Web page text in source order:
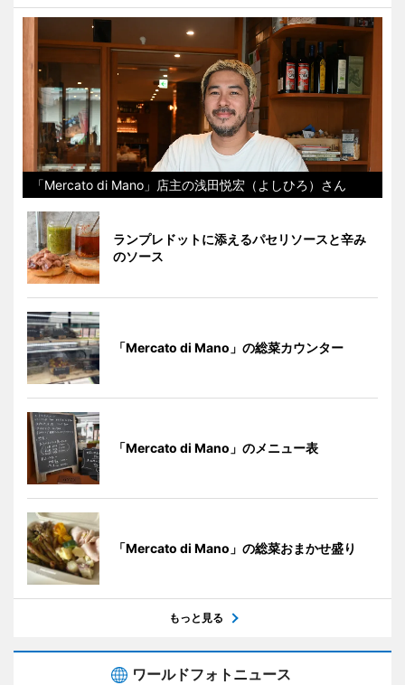
「Mercato di Mano」店主の浅田悦宏（よしひろ）さん
ランプレドットに添えるパセリソースと辛み
のソース
「Mercato di Mano」の総菜カウンター
「Mercato di Mano」のメニュー表
「Mercato di Mano」の総菜おまかせ盛り
もっと見る
ワールドフォトニュース